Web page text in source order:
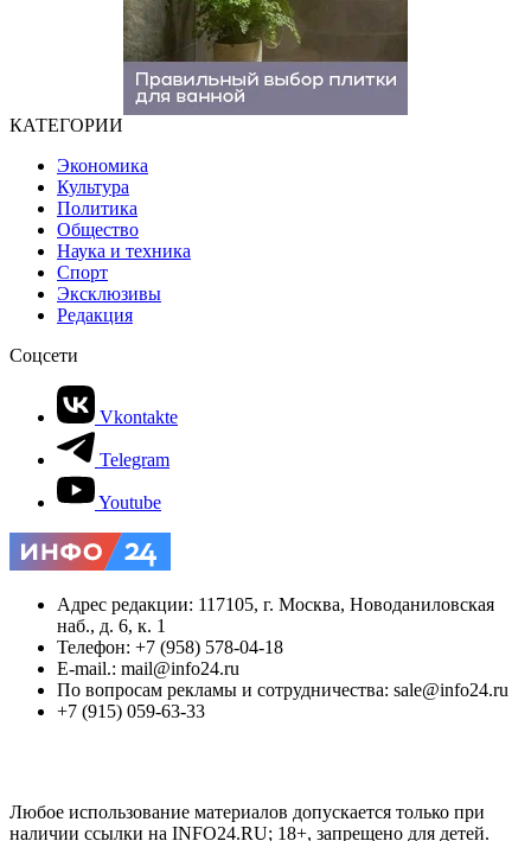
КАТЕГОРИИ
Экономика
Культура
Политика
Общество
Наука и техника
Спорт
Эксклюзивы
Редакция
Соцсети
Vkontakte
Telegram
Youtube
Адрес редакции: 117105, г. Москва, Новоданиловская
наб., д. 6, к. 1
Телефон: +7 (958) 578-04-18
E-mail.: mail@info24.ru
По вопросам рекламы и сотрудничества: sale@info24.ru
+7 (915) 059-63-33
Любое использование материалов допускается только при
наличии ссылки на INFO24.RU; 18+, запрещено для детей.